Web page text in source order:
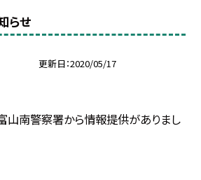
らせ
更新日 2020/05/17
山南警察署から情報提供がありまし